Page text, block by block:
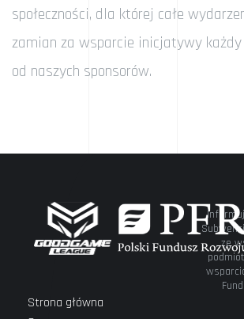
społeczności, dla której całe
zamian za wsparcie inicjatywy
od naszych sponsorów.
ze
Strona główna